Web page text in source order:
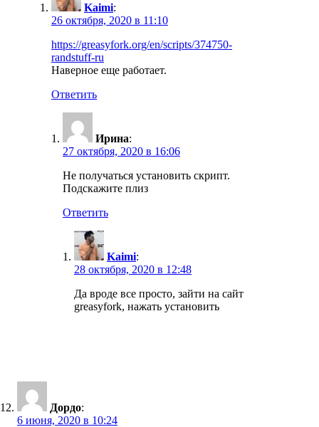
Kaimi:
26 октября, 2020 в 11:10
https://greasyfork.org/en/scripts/374750-
randstuff-ru
Наверное еще работает.
Ответить
Ирина:
27 октября, 2020 в 16:06
Не получаться установить скрипт.
Подскажите плиз
Ответить
Kaimi:
28 октября, 2020 в 12:48
Да вроде все просто, зайти на сайт
greasyfork, нажать установить
Дордо:
6 июня, 2020 в 10:24